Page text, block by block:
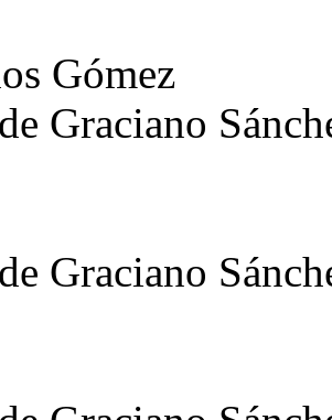
Gómez
Graciano
Graciano